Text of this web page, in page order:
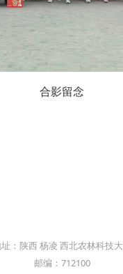
合影留念
：陕西 杨凌 西北农林科技
邮编：712100